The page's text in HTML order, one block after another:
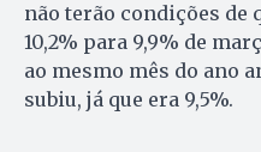
não terão condições de
10,2% para 9,9% de
ao mesmo mês do ano
subiu, já que era 9,5%.